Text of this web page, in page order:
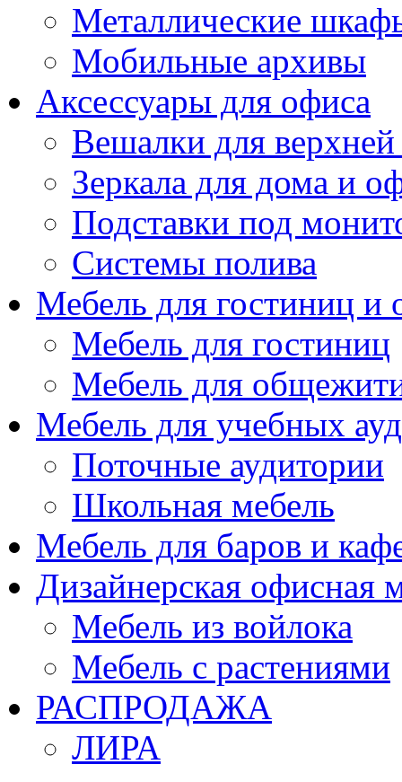
Металлические
Мобильные архивы
Аксессуары для офиса
Вешалки для
Зеркала для дома и
Подставки под
Системы полива
Мебель для гостиниц
Мебель для гостиниц
Мебель для
Мебель для учебных
Поточные аудитории
Школьная мебель
Мебель для баров и
Дизайнерская офисная
Мебель из войлока
Мебель с растениями
РАСПРОДАЖА
ЛИРА